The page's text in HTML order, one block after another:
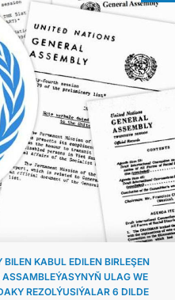
KABUL EDILEN BIRLEŞEN
ULAG WE
REZOLÝUSIÝALAR 6 DILDE